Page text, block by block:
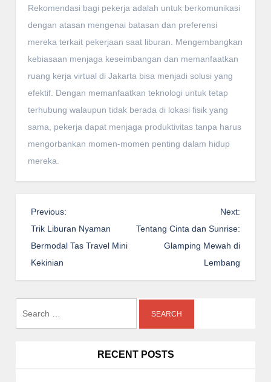
Rekomendasi bagi pekerja adalah untuk berkomunikasi
dengan atasan mengenai batasan dan preferensi
mereka terkait pekerjaan saat liburan. Mengembangkan
kebiasaan menjaga keseimbangan dan memanfaatkan
ruang kerja virtual di Jakarta bisa menjadi solusi yang
efektif. Dengan memanfaatkan teknologi untuk tetap
terhubung walaupun tidak berada di lokasi fisik yang
sama, pekerja dapat menjaga produktivitas tanpa harus
mengorbankan momen-momen penting dalam hidup
mereka.
P
o
s
t
i
Previous:
Trik Liburan Nyaman
Bermodal Tas Travel Mini
Kekinian
Next:
Tentang Cinta dan Sunrise:
Glamping Mewah di
Lembang
RECENT POSTS